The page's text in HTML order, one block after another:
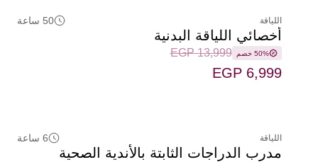
اللياقة 50 ساعة
أخصائي اللياقة البدنية
50% خصم EGP 13,999
EGP 6,999
اللياقة 6 ساعة
مدرب الدراجات الثابتة بالأندية الصحية